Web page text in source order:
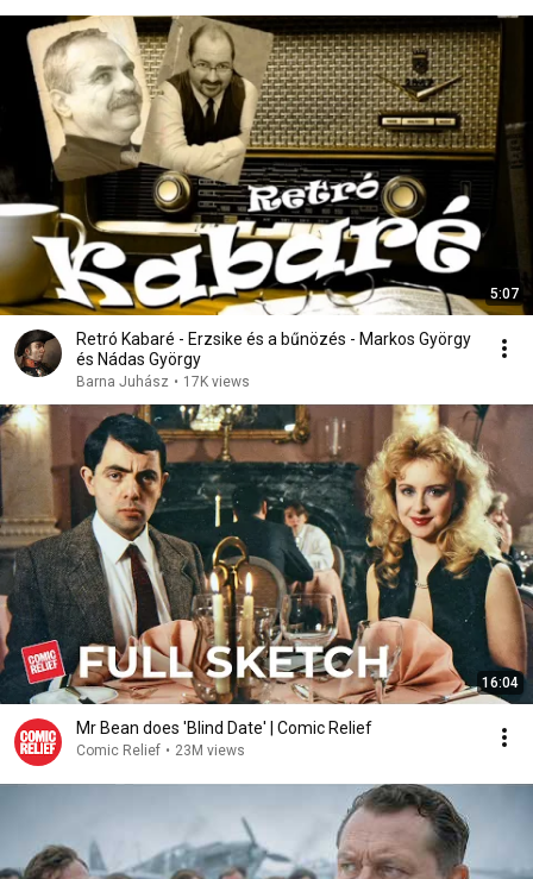
5:07
Retró Kabaré - Erzsike és a bűnözés - Markos György
és Nádas György
Barna Juhász • 17K views
16:04
Mr Bean does 'Blind Date' | Comic Relief
Comic Relief • 23M views